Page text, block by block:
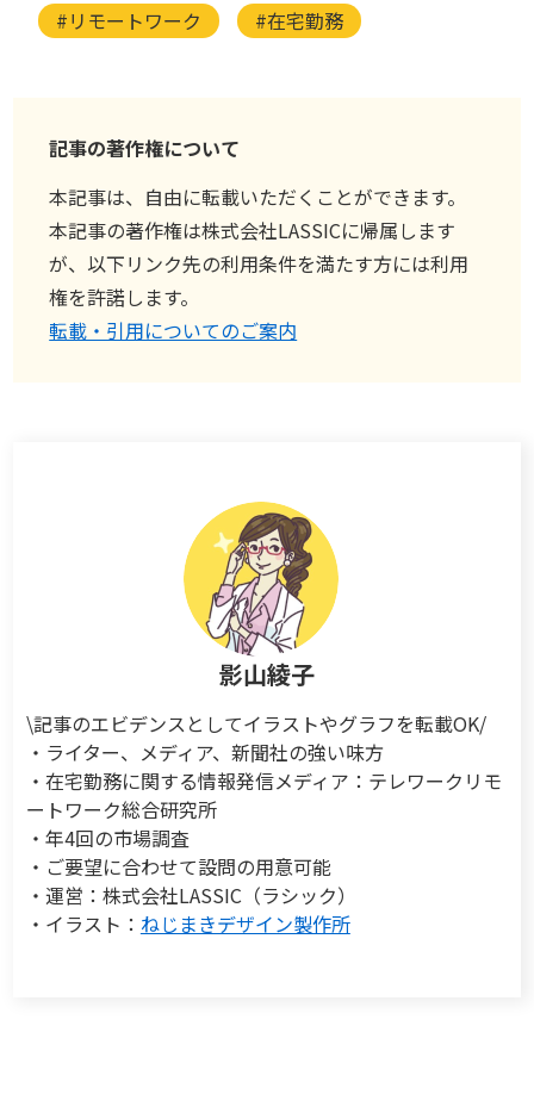
#リモートワーク
#在宅勤務
記事の著作権について
本記事は、自由に転載いただくことができます。
本記事の著作権は株式会社LASSICに帰属します
が、以下リンク先の利用条件を満たす方には利用
権を許諾します。
転載・引用についてのご案内
影山綾子
\記事のエビデンスとしてイラストやグラフを転載OK/
・ライター、メディア、新聞社の強い味方
・在宅勤務に関する情報発信メディア：テレワークリモ
ートワーク総合研究所
・年4回の市場調査
・ご要望に合わせて設問の用意可能
・運営：株式会社LASSIC（ラシック）
・イラスト： ねじまきデザイン製作所